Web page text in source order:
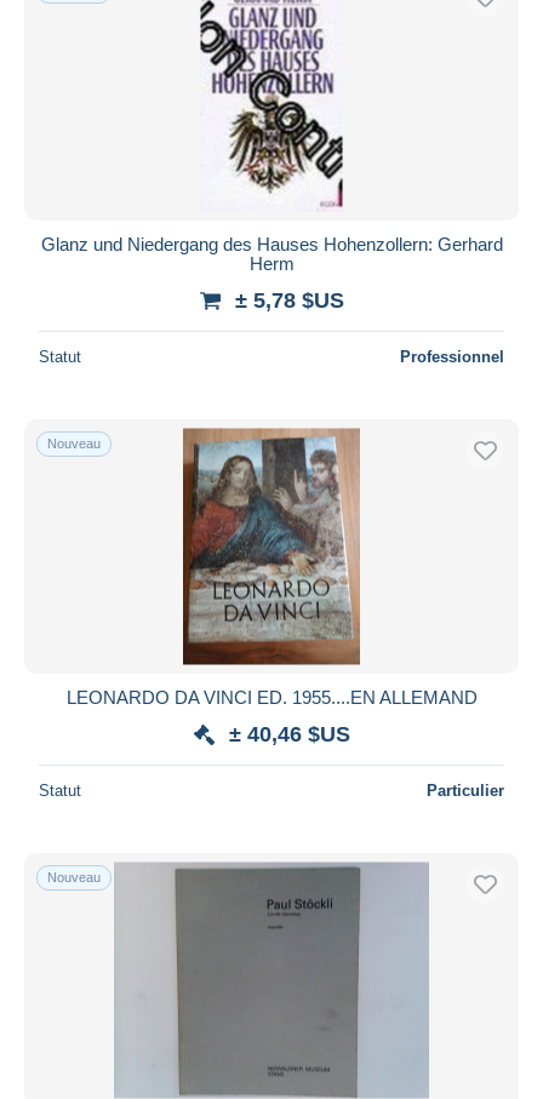
Glanz und Niedergang des Hauses Hohenzollern: Gerhard
Herm
± 5,78 $US
Statut Professionnel
Nouveau
LEONARDO DA VINCI ED. 1955....EN ALLEMAND
± 40,46 $US
Statut Particulier
Nouveau